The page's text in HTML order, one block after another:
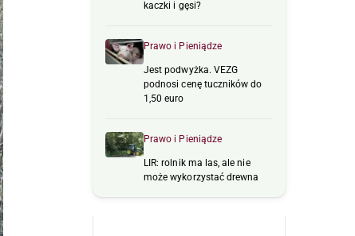
kaczki i gęsi?
Prawo i Pieniądze
Jest podwyżka. VEZG
podnosi cenę tuczników do
1,50 euro
Prawo i Pieniądze
LIR: rolnik ma las, ale nie
może wykorzystać drewna